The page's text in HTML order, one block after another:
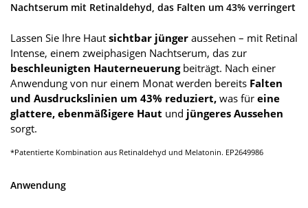
Nachtserum mit Retinaldehyd, das Falten um 43% verringert
Lassen Sie Ihre Haut sichtbar jünger aussehen – mit Retinal
Intense, einem zweiphasigen Nachtserum, das zur
beschleunigten Hauterneuerungbeiträgt. Nach einer
Anwendung von nur einem Monat werden bereits Falten
und Ausdruckslinien um 43% reduziert, was für eine
glattere, ebenmäßigere Haut und jüngeres Aussehen
sorgt.
*Patentierte Kombination aus Retinaldehyd und Melatonin. EP2649986
Anwendung